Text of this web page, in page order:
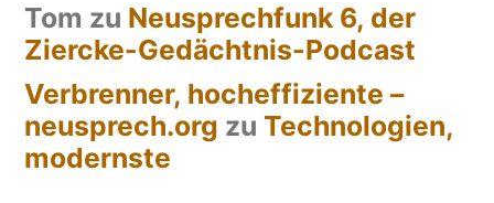
Tom zu Neusprechfunk 6, der
Ziercke-Gedächtnis-Podcast
Verbrenner, hocheffiziente –
neusprech.org zu Technologien,
modernste